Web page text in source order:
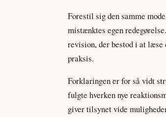
Forestil sig den samme
mistænktes egen
revision, der bestod i at
praksis.
Forklaringen er for så vidt
fulgte hverken nye
giver tilsynet vide